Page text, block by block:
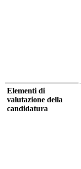
Elementi di
valutazione della
candidatura